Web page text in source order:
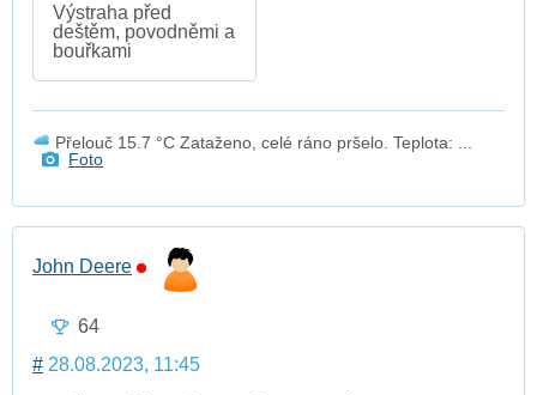
Výstraha před
deštěm, povodněmi a
bouřkami
Přelouč 15.7 °C Zataženo, celé ráno pršelo. Teplota: ...
Foto
John Deere
64
# 28.08.2023, 11:45